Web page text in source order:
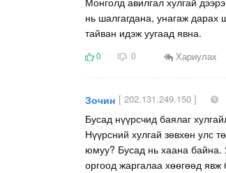
нь шалгагдана, унагаж дарах
тайван идэж уугаад явна.
0 0 Хариулах
Зочин [ 202.131.249.150 ]
Бусад нүүрсчид баялаг
Нүүрсний хулгай зөвхөн улс
юмуу? Бусад нь хаана байна.
оргоод жаргалаа хөөгөөд явж